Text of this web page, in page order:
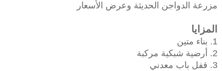
مزرعة الدواجن الحديثة وعرض الأسعار
المزايا
1. بناء متين
2. أرضية شبكية مركبة
3. قفل باب معدني